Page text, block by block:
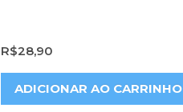
R$28,90
ADICIONAR AO CARRINHO